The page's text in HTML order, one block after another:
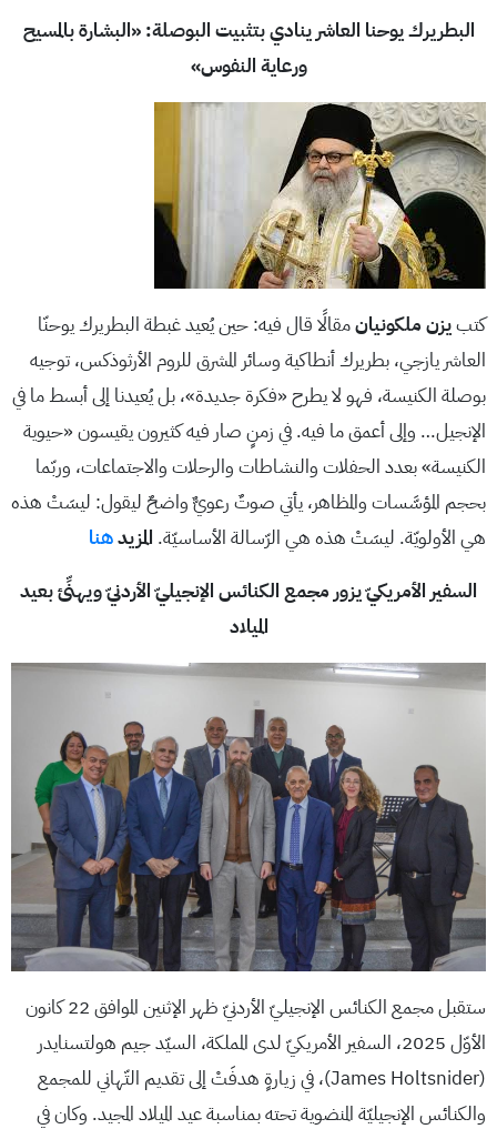
البطريرك يوحنا العاشر ينادي بتثبيت البوصلة: «البشارة بالمسيح
ورعاية النفوس»
كتبيزن ملكونيانمقالًا قال فيه: حين يُعيد غبطة البطريرك يوحنّا
العاشر يازجي، بطريرك أنطاكية وسائر المشرق للروم الأرثوذكس، توجيه
بوصلة الكنيسة، فهو لا يطرح «فكرة جديدة»، بل يُعيدنا إلى أبسط ما في
الإنجيل… وإلى أعمق ما فيه. في زمنٍ صار فيه كثيرون يقيسون «حيوية
الكنيسة» بعدد الحفلات والنشاطات والرحلات والاجتماعات، وربّما
بحجم المؤسَّسات والمظاهر، يأتي صوتٌ رعويٌّ واضحٌ ليقول: ليسَتْ هذه
هي الأولويّة. ليسَتْ هذه هي الرّسالة الأساسيّة. المزيدهنا
السفير الأمريكيّ يزور مجمع الكنائس الإنجيليّ الأردنيّ ويهنِّئ بعيد
الميلاد
ستقبل مجمع الكنائس الإنجيليّ الأردنيّ ظهر الإثنين الموافق 22 كانون
الأوّل 2025، السفير الأمريكيّ لدى المملكة، السيّد جيم هولتسنايدر
(James Holtsnider)، في زيارةٍ هدفَتْ إلى تقديم التّهاني للمجمع
والكنائس الإنجيليّة المنضوية تحته بمناسبة عيد الميلاد المجيد. وكان في